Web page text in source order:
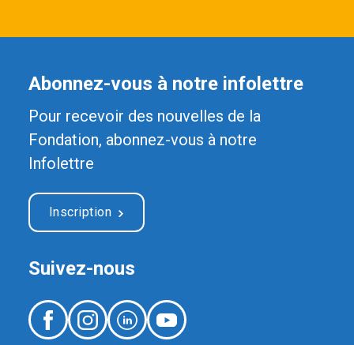
Abonnez-vous à notre infolettre
Pour recevoir des nouvelles de la
Fondation, abonnez-vous à notre
Infolettre
Inscription
Suivez-nous